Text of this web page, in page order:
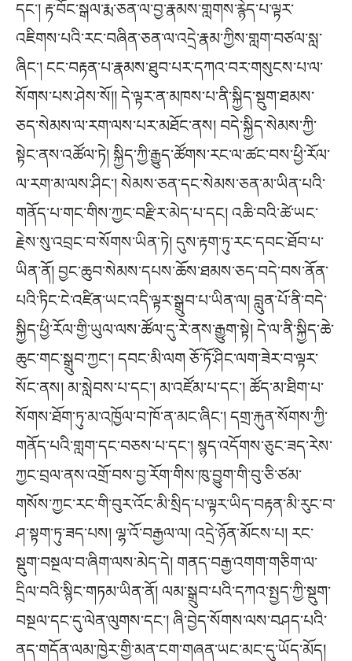
དང༌། རྟ་བོང་སྒལ་རྨ་ཅན་ལ་བྱ་རྣམས་གླགས་རྙེད་པ་ལྟར་
འཇིགས་པའི་རང་བཞིན་ཅན་ལ་འདྲེ་རྣམ་ཀྱིས་གླག་བཙལ་སླ་
ཞིང༌། ངང་བརྟན་པ་རྣམས་ཐུབ་པར་དཀའ་བར་གསུངས་པ་ལ་
སོགས་པས་ཤེས་སོ།། དེ་ལྟར་ན་མཁས་པ་ནི་སྐྱིད་སྡུག་ཐམས་
ཅད་སེམས་ལ་རག་ལས་པར་མཐོང་ནས། བདེ་སྐྱིད་སེམས་ཀྱི་
སྟེང་ནས་འཚོལ་ཏེ། སྐྱིད་ཀྱི་རྒྱུད་ཚོགས་རང་ལ་ཚང་བས་ཕྱི་རོལ་
ལ་རག་མ་ལས་ཤིང༌། སེམས་ཅན་དང་སེམས་ཅན་མ་ཡིན་པའི་
གནོད་པ་གང་གིས་ཀྱང་བརྫིར་མེད་པ་དང། འཆི་བའི་ཚེ་ཡང་
རྗེས་སུ་འབྲང་བ་སོགས་ཡིན་ཏེ། དུས་རྟག་ཏུ་རང་དབང་ཐོབ་པ་
ཡིན་ནོ། བྱང་ཆུབ་སེམས་དཔས་ཆོས་ཐམས་ཅད་བདེ་བས་ནོན་
པའི་ཏིང་ངེ་འཛིན་ཡང་འདི་ལྟར་སྒྲུབ་པ་ཡིན་ལ། བླུན་པོ་ནི་བདེ་
སྐྱིད་ཕྱི་རོལ་གྱི་ཡུལ་ལས་ཚོལ་དུ་རེ་ནས་རྒྱུག་སྟེ། དེ་ལ་ནི་སྐྱིད་ཆེ་
ཆུང་གང་སྒྲུབ་ཀྱང༌། དབང་མི་ལག ཅོ་ཏོ་ཤིང་ལག་ཟེར་བ་ལྟར་
སོང་ནས། མ་སླེབས་པ་དང༌། མ་འཛོམ་པ་དང༌། ཚོད་མ་ཐིག་པ་
སོགས་ཐོག་ཏུ་མ་འཁྱོལ་བ་ཁོ་ན་མང་ཞིང༌། དགྲ་རྐུན་སོགས་ཀྱི་
གནོད་པའི་གླག་དང་བཅས་པ་དང༌། སྙད་འདོགས་ཅུང་ཟད་རེས་
ཀྱང་བྲལ་ནས་འགྲོ་བས་བྱ་རོག་གིས་ཁུ་བྱུག་གི་བུ་ཅི་ཙམ་
གསོས་ཀྱང་རང་གི་བུར་འོང་མི་སྲིད་པ་ལྟར་ཡིད་བརྟན་མི་རུང་བ་
ཤ་སྟག་ཏུ་ཟད་པས། ལྷ་འོ་བརྒྱལ་ལ། འདྲེ་ཉོན་མོངས་པ། རང་
སྡུག་བསྔལ་བ་ཞིག་ལས་མེད་དེ། གནད་བརྒྱ་འགག་གཅིག་ལ་
དྲིལ་བའི་སྙིང་གཏམ་ཡིན་ནོ། ལམ་སྒྲུབ་པའི་དཀའ་སྤྱད་ཀྱི་སྡུག་
བསྔལ་དང་དུ་ལེན་ལུགས་དང༌། ཞི་བྱེད་སོགས་ལས་བཤད་པའི་
ནད་གདོན་ལམ་ཁྱེར་གྱི་མན་ངག་གཞན་ཡང་མང་དུ་ཡོད་མོད།